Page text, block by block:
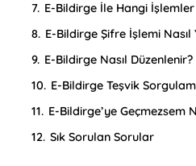
7. E-Bildirge İle Hangi İşlemler
8. E-Bildirge Şifre İşlemi Nasıl
9. E-Bildirge Nasıl Düzenlenir?
10. E-Bildirge Teşvik
11. E-Bildirge’ye Geçmezsem
12. Sık Sorulan Sorular